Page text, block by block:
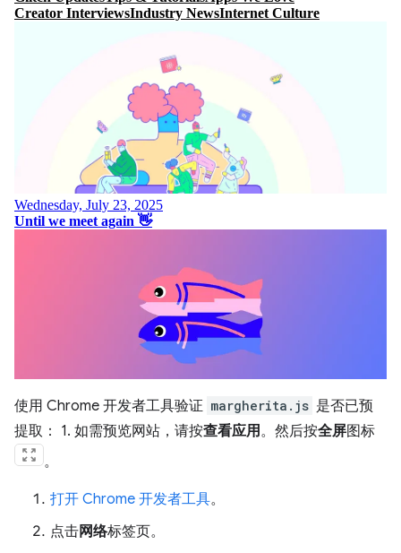
使用 Chrome 开发者工具验证 margherita.js 是否已预
提取： 1. 如需预览网站，请按查看应用 。然后按全屏图标
。
打开 Chrome 开发者工具。
点击网络标签页。